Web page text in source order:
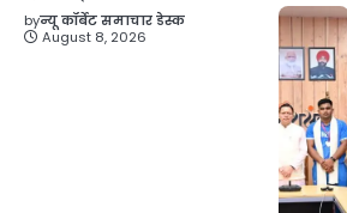
byन्यू कॉर्बेट समाचार डेस्क
August 8, 2026